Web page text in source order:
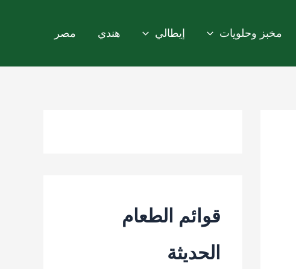
مخبز وحلويات إيطالي هندي مصر
قوائم الطعام
الحديثة